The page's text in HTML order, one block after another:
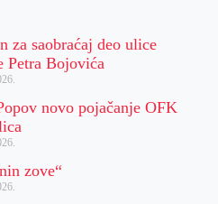
za saobraćaj deo ulice
Petra Bojovića
novo pojačanje OFK
zove“